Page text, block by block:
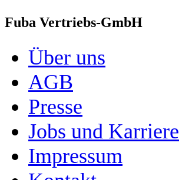
Fuba Vertriebs-GmbH
Über uns
AGB
Presse
Jobs und Karriere
Impressum